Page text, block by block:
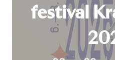
festival